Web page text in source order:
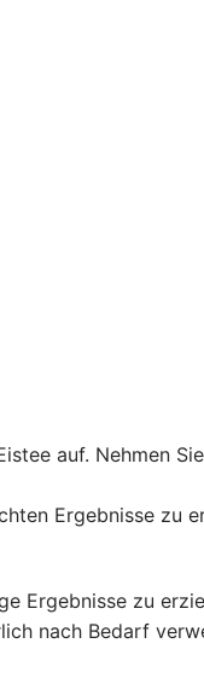
auf. Nehmen
Ergebnisse zu
Ergebnisse zu
nach Bedarf